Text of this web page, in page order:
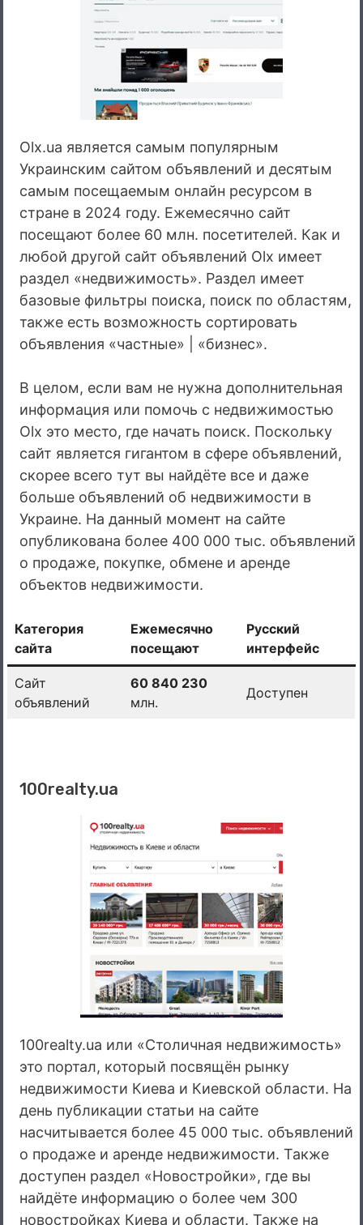
Olx.ua является самым популярным
Украинским сайтом объявлений и десятым
самым посещаемым онлайн ресурсом в
стране в 2024 году. Ежемесячно сайт
посещают более 60 млн. посетителей. Как и
любой другой сайт объявлений Olx имеет
раздел «недвижимость». Раздел имеет
базовые фильтры поиска, поиск по областям,
также есть возможность сортировать
объявления «частные» | «бизнес».
В целом, если вам не нужна дополнительная
информация или помочь с недвижимостью
Olx это место, где начать поиск. Поскольку
сайт является гигантом в сфере объявлений,
скорее всего тут вы найдёте все и даже
больше объявлений об недвижимости в
Украине. На данный момент на сайте
опубликована более 400 000 тыс. объявлений
о продаже, покупке, обмене и аренде
объектов недвижимости.
Категория
сайта
Ежемесячно
посещают
Русский
интерфейс
Сайт
объявлений
60 840 230
млн.
Доступен
100realty.ua
100realty.ua или «Столичная недвижимость»
это портал, который посвящён рынку
недвижимости Киева и Киевской области. На
день публикации статьи на сайте
насчитывается более 45 000 тыс. объявлений
о продаже и аренде недвижимости. Также
доступен раздел «Новостройки», где вы
найдёте информацию о более чем 300
новостройках Киева и области. Также на